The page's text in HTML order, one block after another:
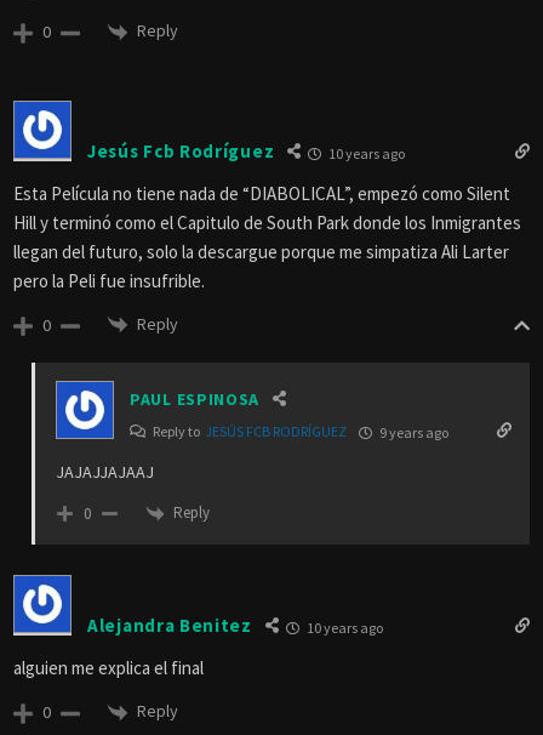
0 Reply
Jesús Fcb Rodríguez 10 years ago
Esta Película no tiene nada de “DIABOLICAL”, empezó como Silent
Hill y terminó como el Capitulo de South Park donde los Inmigrantes
llegan del futuro, solo la descargue porque me simpatiza Ali Larter
pero la Peli fue insufrible.
0 Reply
PAUL ESPINOSA
Reply to JESÚS FCB RODRÍGUEZ 9 years ago
JAJAJJAJAAJ
0 Reply
Alejandra Benitez 10 years ago
alguien me explica el final
0 Reply